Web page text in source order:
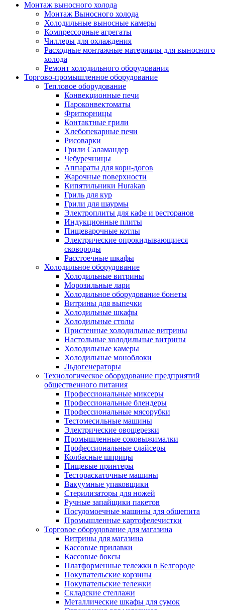
Монтаж выносного холода
Монтаж Выносного холода
Холодильные выносные камеры
Компрессорные агрегаты
Чиллеры для охлаждения
Расходные монтажные материалы для выносного
холода
Ремонт холодильного оборудования
Торгово-промышленное оборудование
Тепловое оборудование
Конвекционные печи
Пароконвектоматы
Фритюрницы
Контактные грили
Хлебопекарные печи
Рисоварки
Грили Саламандер
Чебуречницы
Аппараты для корн-догов
Жарочные поверхности
Кипятильники Hurakan
Гриль для кур
Грили для шаурмы
Электроплиты для кафе и ресторанов
Индукционные плиты
Пищеварочные котлы
Электрические опрокидывающиеся
сковороды
Расстоечные шкафы
Холодильное оборудование
Холодильные витрины
Морозильные лари
Холодильное оборудование бонеты
Витрины для выпечки
Холодильные шкафы
Холодильные столы
Пристенные холодильные витрины
Настольные холодильные витрины
Холодильные камеры
Холодильные моноблоки
Льдогенераторы
Технологическое оборудование предприятий
общественного питания
Профессиональные миксеры
Профессиональные блендеры
Профессиональные мясорубки
Тестомесильные машины
Электрические овощерезки
Промышленные соковыжималки
Профессиональные слайсеры
Колбасные шприцы
Пищевые принтеры
Тестораскаточные машины
Вакуумные упаковщики
Стерилизаторы для ножей
Ручные запайщики пакетов
Посудомоечные машины для общепита
Промышленные картофелечистки
Торговое оборудование для магазина
Витрины для магазина
Кассовые прилавки
Кассовые боксы
Платформенные тележки в Белгороде
Покупательские корзины
Покупательские тележки
Складские стеллажи
Металлические шкафы для сумок